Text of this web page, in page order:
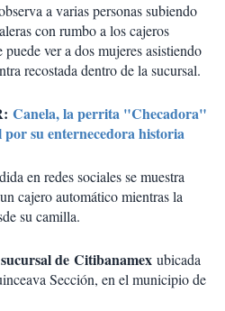
a varias personas subiendo
con rumbo a los cajeros
ver a dos mujeres asistiendo
recostada dentro de la sucursal.
Canela, la perrita "Checadora"
por su enternecedora historia
en redes sociales se muestra
cajero automático mientras la
su camilla.
sucursal de Citibanamex ubicada
Sección, en el municipio de